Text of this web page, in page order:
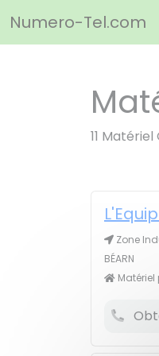
Numero-Tel.com
11
Zone
BÉARN